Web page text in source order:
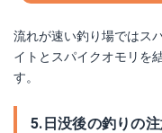
流れが速い釣り場ではス
イトとスパイクオモリを
す。
5.日没後の釣りの